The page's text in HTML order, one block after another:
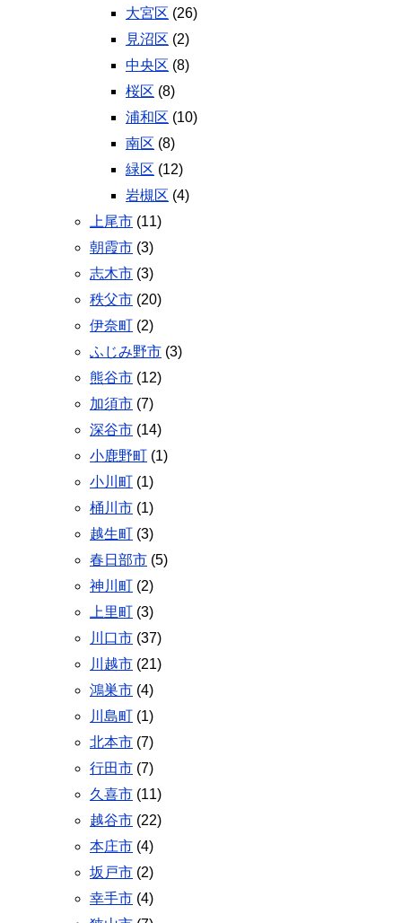
大宮区 (26)
見沼区 (2)
中央区 (8)
桜区 (8)
浦和区 (10)
南区 (8)
緑区 (12)
岩槻区 (4)
上尾市 (11)
朝霞市 (3)
志木市 (3)
秩父市 (20)
伊奈町
(2)
ふじみ野市 (3)
熊谷市 (12)
加須市 (7)
深谷市 (14)
小鹿野町
(1)
小川町
(1)
桶川市 (1)
越生町
(3)
春日部市 (5)
神川町
(2)
上里町
(3)
川口市 (37)
川越市 (21)
鴻巣市 (4)
川島町
(1)
北本市 (7)
行田市 (7)
久喜市 (11)
越谷市 (22)
本庄市 (4)
坂戸市 (2)
幸手市 (4)